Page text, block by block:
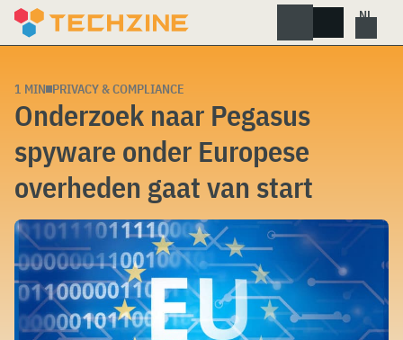
Skip
1 MIN PRIVACY & COMPLIANCE
Onderzoek naar Pegasus
spyware onder Europese
overheden gaat van start